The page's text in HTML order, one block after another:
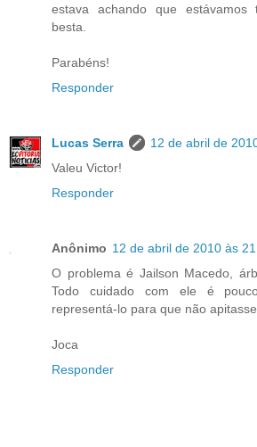
estava achando que estávamos
besta.
Parabéns!
Responder
Lucas Serra
12 de abril de
Valeu Victor!
Responder
Anônimo 12 de abril de 2010 às
O problema é Jailson Macedo,
Todo cuidado com ele é
representá-lo para que não
Joca
Responder